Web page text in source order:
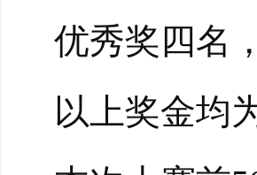
优秀奖四名
以上奖金均